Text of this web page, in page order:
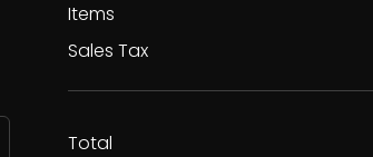
Items
Sales Tax
Total